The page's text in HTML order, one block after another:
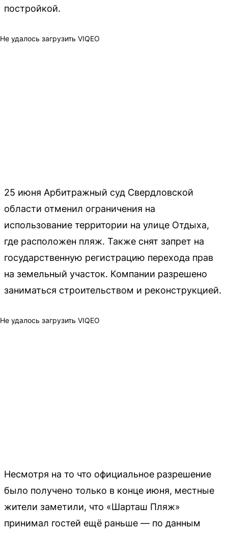
постройкой.
Не удалось загрузить VIQEO
25 июня Арбитражный суд Свердловской
области отменил ограничения на
использование территории на улице Отдыха,
где расположен пляж. Также снят запрет на
государственную регистрацию перехода прав
на земельный участок. Компании разрешено
заниматься строительством и реконструкцией.
Не удалось загрузить VIQEO
Несмотря на то что официальное разрешение
было получено только в конце июня, местные
жители заметили, что «Шарташ Пляж»
принимал гостей ещё раньше — по данным